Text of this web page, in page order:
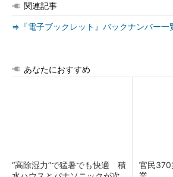
関連記事
⇒『電子ブックレット』バックナンバー一
あなたにおすすめ
“高除湿力”で猛暑でも快適 積
官民370